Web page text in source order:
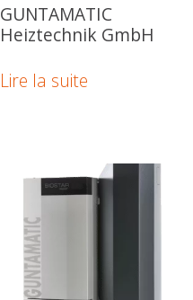
GUNTAMATIC
Heiztechnik GmbH
Lire la suite